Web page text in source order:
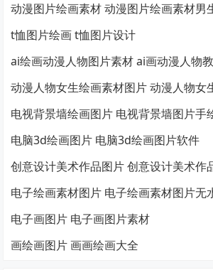
动漫图片绘画素材 动漫图片绘画素材男
t恤图片绘画 t恤图片设计
ai绘画动漫人物图片素材 ai画动漫人物
动漫人物女生绘画素材图片 动漫人物女
电视背景墙绘画图片 电视背景墙图片手
电脑3d绘画图片 电脑3d绘画图片软件
创意设计美术作品图片 创意设计美术作
电子绘画素材图片 电子绘画素材图片无
电子画图片 电子画图片素材
画绘画图片 画画绘画大全